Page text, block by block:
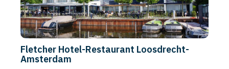
Fletcher Hotel-Restaurant Loosdrecht-
Amsterdam